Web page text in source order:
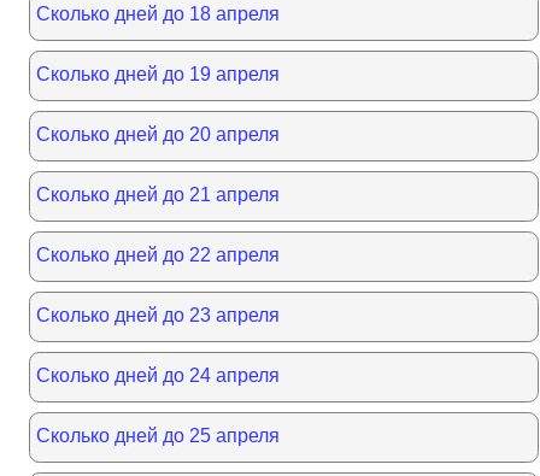
Сколько дней до 18 апреля
Сколько дней до 19 апреля
Сколько дней до 20 апреля
Сколько дней до 21 апреля
Сколько дней до 22 апреля
Сколько дней до 23 апреля
Сколько дней до 24 апреля
Сколько дней до 25 апреля